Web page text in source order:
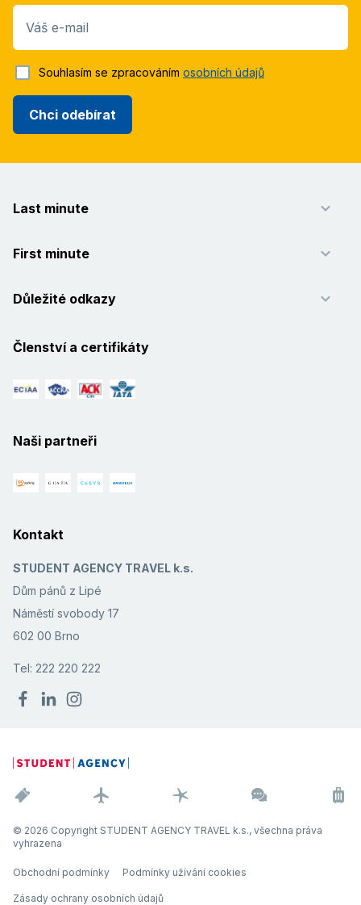
Váš e-mail
Chci odebírat
Souhlasím se zpracováním osobních údajů
Last minute
First minute
Důležité odkazy
Členství a certifikáty
Naši partneři
Kontakt
STUDENT AGENCY TRAVEL k.s.
Dům pánů z Lipé
Náměstí svobody 17
602 00 Brno
Tel: 222 220 222
© 2026 Copyright STUDENT AGENCY TRAVEL k.s., všechna práva
vyhrazena
Obchodní podmínky Podmínky užívání cookies
Zásady ochrany osobních údajů